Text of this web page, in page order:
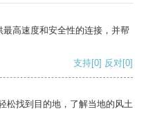
高速度和安全性的连接，并帮
支持[0] 反对[0]
松找到目的地，了解当地的风土